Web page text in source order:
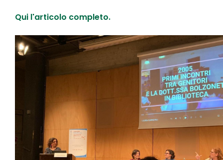
Qui l'articolo completo.